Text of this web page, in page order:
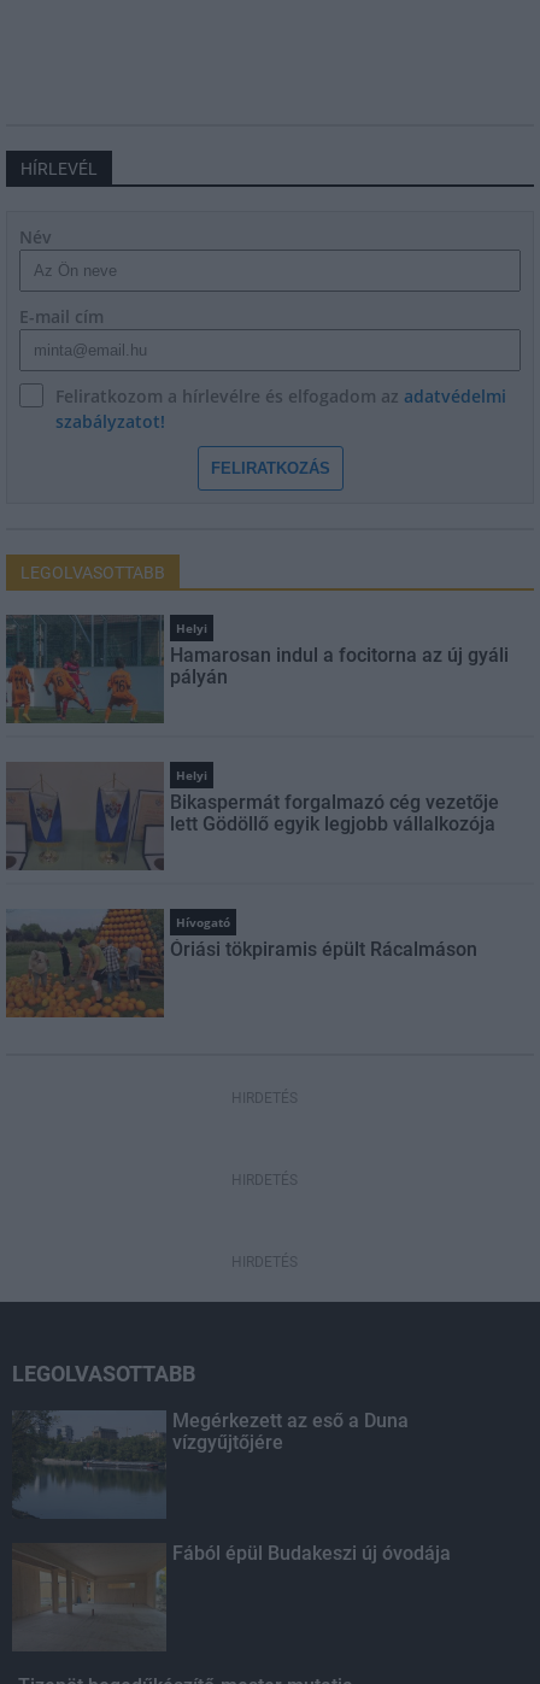
HÍRLEVÉL
Név
E-mail cím
Feliratkozom a hírlevélre és elfogadom az adatvédelmi
szabályzatot!
FELIRATKOZÁS
LEGOLVASOTTABB
Helyi
Hamarosan indul a focitorna az új gyáli
pályán
Helyi
Bikaspermát forgalmazó cég vezetője
lett Gödöllő egyik legjobb vállalkozója
Hívogató
Óriási tökpiramis épült Rácalmáson
HIRDETÉS
HIRDETÉS
HIRDETÉS
LEGOLVASOTTABB
Megérkezett az eső a Duna
vízgyűjtőjére
Fából épül Budakeszi új óvodája